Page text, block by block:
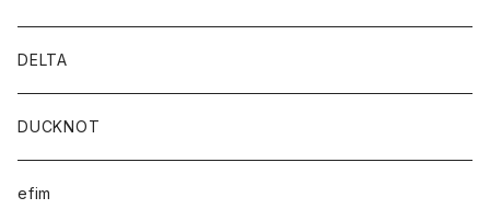
DELTA
DUCKNOT
efim